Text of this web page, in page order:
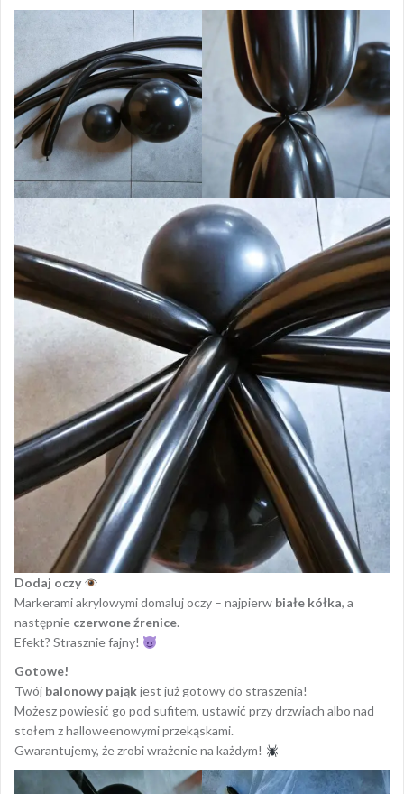
Dodaj oczy
Markerami akrylowymi domaluj oczy – najpierw białe kółka, a
następnie czerwone źrenice.
Efekt? Strasznie fajny!
Gotowe!
Twój balonowy pająkjest już gotowy do straszenia!
Możesz powiesić go pod sufitem, ustawić przy drzwiach albo nad
stołem z halloweenowymi przekąskami.
Gwarantujemy, że zrobi wrażenie na każdym!